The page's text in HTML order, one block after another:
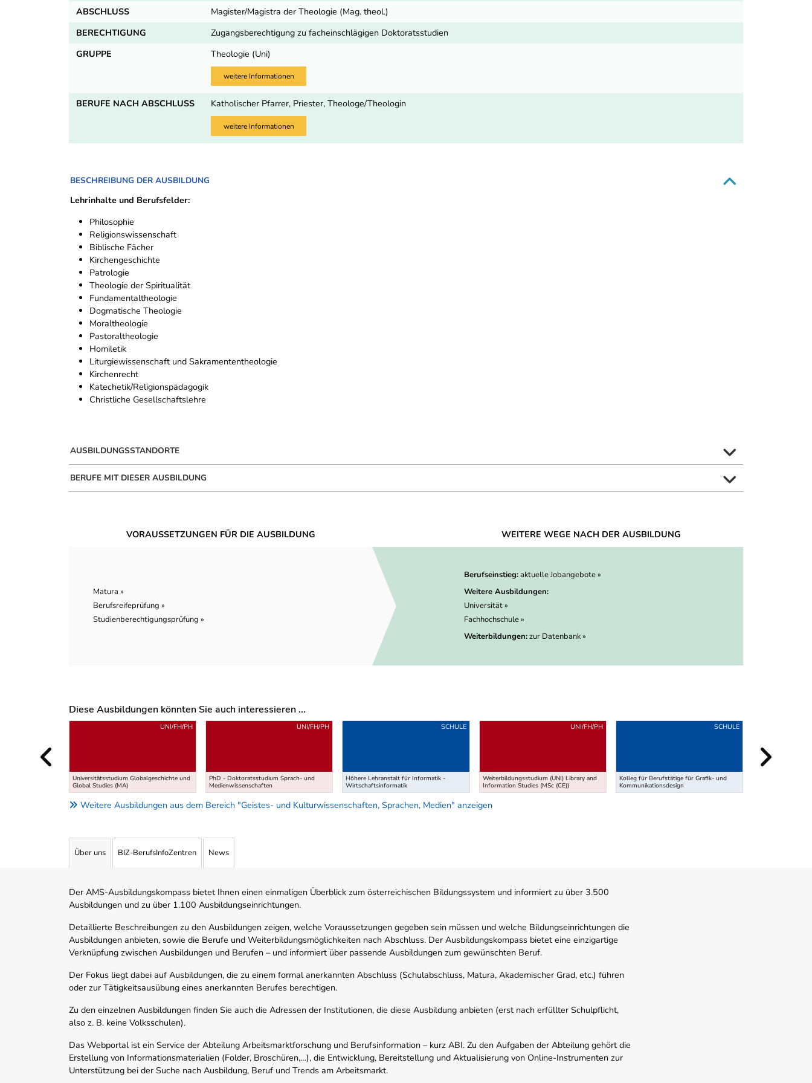
ABSCHLUSS
Magister/Magistra der Theologie (Mag. theol.)
BERECHTIGUNG
Zugangsberechtigung zu facheinschlägigen Doktoratsstudien
GRUPPE
Theologie (Uni)
weitere Informationen
BERUFE NACH ABSCHLUSS Katholischer Pfarrer, Priester, Theologe/Theologin
weitere Informationen
BESCHREIBUNG DER AUSBILDUNG
Lehrinhalte und Berufsfelder:
Philosophie
Religionswissenschaft
Biblische Fächer
Kirchengeschichte
Patrologie
Theologie der Spiritualität
Fundamentaltheologie
Dogmatische Theologie
Moraltheologie
Pastoraltheologie
Homiletik
Liturgiewissenschaft und Sakramententheologie
Kirchenrecht
Katechetik/Religionspädagogik
Christliche Gesellschaftslehre
AUSBILDUNGSSTANDORTE
BERUFE MIT DIESER AUSBILDUNG
VORAUSSETZUNGEN FÜR DIE AUSBILDUNG
Matura »
Berufsreifeprüfung »
Studienberechtigungsprüfung »
WEITERE WEGE NACH DER AUSBILDUNG
Berufseinstieg:aktuelle Jobangebote »
Weitere Ausbildungen:
Universität »
Fachhochschule »
Weiterbildungen:zur Datenbank »
Diese Ausbildungen könnten Sie auch interessieren ...
Uber weitere Ausbildungsvorschläge
Universitätsstudium Globalgeschichte und
Global Studies (MA)
UNI/FH/PH
PhD - Doktoratsstudium Sprach- und
Medienwissenschaften
UNI/FH/PH
Höhere Lehranstalt für Informatik -
Wirtschaftsinformatik
SCHULE
Weiterbildungsstudium (UNI) Library and
Information Studies (MSc (CE))
UNI/FH/PH
Kolleg für Berufstätige für Grafik- und
Kommunikationsdesign
SCHULE
Weitere Ausbildungen aus dem Bereich "Geistes- und Kulturwissenschaften, Sprachen, Medien" anzeigen
Über uns BIZ-BerufsInfoZentren News
Der AMS-Ausbildungskompass bietet Ihnen einen einmaligen Überblick zum österreichischen Bildungssystem und informiert zu über 3.500
Ausbildungen und zu über 1.100 Ausbildungseinrichtungen.
Detaillierte Beschreibungen zu den Ausbildungen zeigen, welche Voraussetzungen gegeben sein müssen und welche Bildungseinrichtungen die
Ausbildungen anbieten, sowie die Berufe und Weiterbildungsmöglichkeiten nach Abschluss. Der Ausbildungskompass bietet eine einzigartige
Verknüpfung zwischen Ausbildungen und Berufen – und informiert über passende Ausbildungen zum gewünschten Beruf.
Der Fokus liegt dabei auf Ausbildungen, die zu einem formal anerkannten Abschluss (Schulabschluss, Matura, Akademischer Grad, etc.) führen
oder zur Tätigkeitsausübung eines anerkannten Berufes berechtigen.
Zu den einzelnen Ausbildungen finden Sie auch die Adressen der Institutionen, die diese Ausbildung anbieten (erst nach erfüllter Schulpflicht,
also z. B. keine Volksschulen).
Das Webportal ist ein Service der Abteilung Arbeitsmarktforschung und Berufsinformation – kurz ABI. Zu den Aufgaben der Abteilung gehört die
Erstellung von Informationsmaterialien (Folder, Broschüren,…), die Entwicklung, Bereitstellung und Aktualisierung von Online-Instrumenten zur
Unterstützung bei der Suche nach Ausbildung, Beruf und Trends am Arbeitsmarkt.